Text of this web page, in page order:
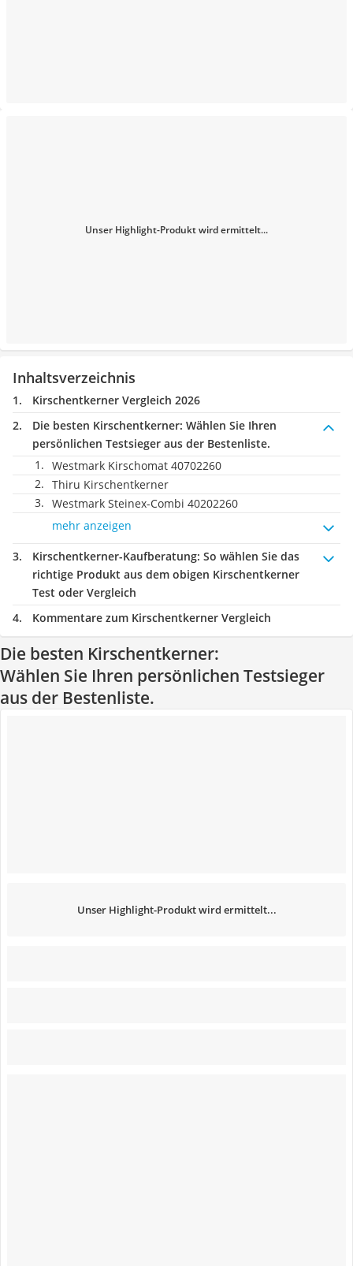
Unser Highlight-Produkt wird ermittelt...
Inhaltsverzeichnis
Kirschentkerner Vergleich 2026
Die besten Kirschentkerner: Wählen Sie Ihren
persönlichen Testsieger aus der Bestenliste.
Westmark Kirschomat 40702260
Thiru Kirschentkerner
Westmark Steinex-Combi 40202260
mehr anzeigen
Kirschentkerner-Kaufberatung: So wählen Sie das
richtige Produkt aus dem obigen Kirschentkerner
Test oder Vergleich
Kommentare zum Kirschentkerner Vergleich
Die besten Kirschentkerner:
Wählen Sie Ihren persönlichen Testsieger
aus der Bestenliste.
Unser Highlight-Produkt wird ermittelt...